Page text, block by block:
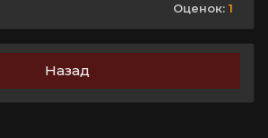
Оценок: 1
Назад